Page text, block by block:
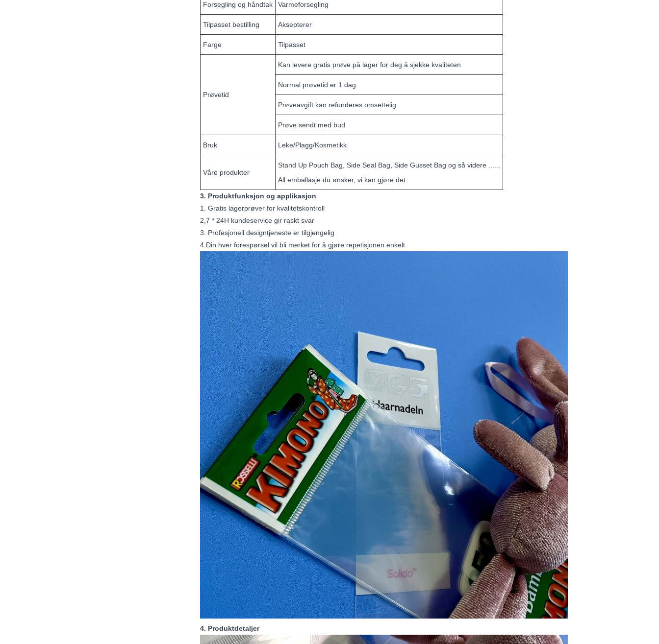
Forsegling og håndtak Varmeforsegling
Tilpasset bestilling Aksepterer
Farge Tilpasset
Prøvetid
Kan levere gratis prøve på lager for deg å sjekke kvaliteten
Normal prøvetid er 1 dag
Prøveavgift kan refunderes omsettelig
Prøve sendt med bud
Bruk Leke/Plagg/Kosmetikk
Våre produkter
Stand Up Pouch Bag, Side Seal Bag, Side Gusset Bag og så videre ......
All emballasje du ønsker, vi kan gjøre det.
3. Produktfunksjon og applikasjon
1. Gratis lagerprøver for kvalitetskontroll
2,7 * 24H kundeservice gir raskt svar
3. Profesjonell designtjeneste er tilgjengelig
4.Din hver forespørsel vil bli merket for å gjøre repetisjonen enkelt
4. Produktdetaljer